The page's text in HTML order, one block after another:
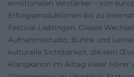
emotionalen Verstärker – von
Erfolgsproduktionen bis zu
Festival‑Lieblingen. Dieses
Aufnahmestudio, Bühne und
kulturelle Sichtbarkeit, die sein
Klangkanon im Alltag vieler Hörer